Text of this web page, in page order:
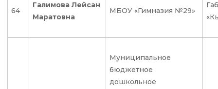
64
Галимова Лейсан
Маратовна
МБОУ «Гимназия №29»
Муниципальное
бюджетное
дошкольное